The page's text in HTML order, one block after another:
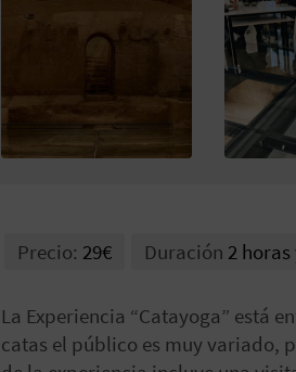
Precio: 29€ Duración 2
La Experiencia “Catayoga” está
catas el público es muy variado,